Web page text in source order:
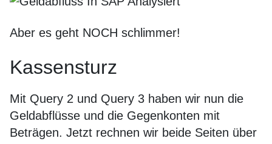
Aber es geht NOCH schlimmer!
Kassensturz
Mit Query 2 und Query 3 haben wir nun die
Geldabflüsse und die Gegenkonten mit
Beträgen. Jetzt rechnen wir beide Seiten über